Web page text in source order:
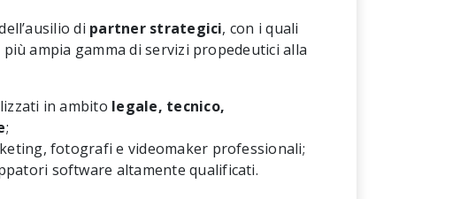
di partner strategici, con i quali
ampia gamma di servizi propedeutici alla
in ambito legale, tecnico,
;
fotografi e videomaker professionali;
software altamente qualificati.